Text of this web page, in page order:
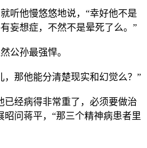
听他慢悠悠地说，“幸好他不是
妄想症，不然不是晕死了么。”
公孙最强悍。
那他能分清楚现实和幻觉么？”
经病得非常重了，必须要做治
问蒋平，“那三个精神病患者里